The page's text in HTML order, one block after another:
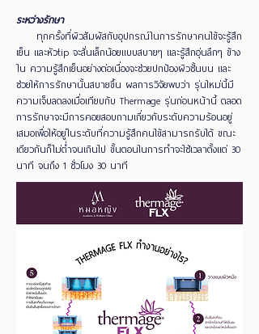
ระหว่างรักษา
ทุกครั้งที่ผิวสัมผัสกับอุปกรณ์ในการรักษาคนไข้จะรู้สึก
เย็น และหัวtip จะสั่นเล็กน้อยแบบสบายๆ และรู้สึกอุ่นลึกๆ ข้าง
ใน ความรู้สึกเย็นอย่างต่อเนื่องจะช่วยปกป้องผิวชั้นบน และ
ช่วยให้การรักษานั้นสบายขึ้น ผลการวิจัยพบว่า รุ่นใหม่นี้มี
ความเจ็บลดลงเมื่อเทียบกับ Thermage รุ่นก่อนหน้านี้ ตลอด
การรักษาจะมีการคอยสอบถามเกี่ยวกับระดับความร้อนอยู่
เสมอเพื่อให้อยู่ในระดับที่ความรู้สึกคนไข้สามารถรับได้ ขณะ
เดียวกันก็ไม่ต่ำจนเกินไป ขั้นตอนในการทำจะใช้เวลาตั้งแต่ 30
นาที จนถึง 1 ชั่วโมง 30 นาที